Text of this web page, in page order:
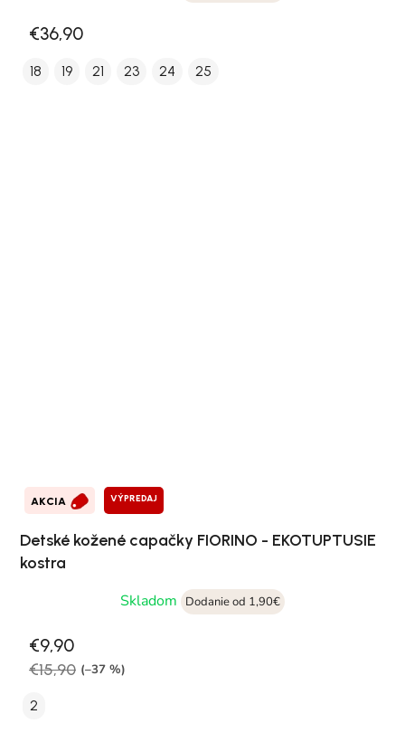
€36,90
18 19 21 23 24 25
AKCIA VÝPREDAJ
Detské kožené capačky FIORINO - EKOTUPTUSIE
kostra
Skladom
Dodanie od 1,90€
€9,90
€15,90 (–37 %)
2